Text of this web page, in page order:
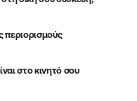
περιορισμούς
στο κινητό σου